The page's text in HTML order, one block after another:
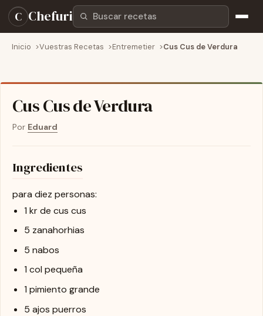
C ChefuriBuscar recetas
Inicio Vuestras Recetas Entremetier Cus Cus de Verdura
Cus Cus de Verdura
Por Eduard
Ingredientes
para diez personas:
1 kr de cus cus
5 zanahorhias
5 nabos
1 col pequeña
1 pimiento grande
5 ajos puerros